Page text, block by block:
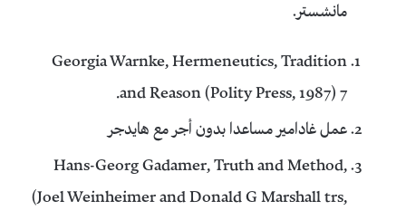
مانشستر.
Georgia Warnke, Hermeneutics, Tradition
and Reason (Polity Press, 1987) 7.
عمل غادامير مساعدا بدون أجر مع هايدجر
Hans-Georg Gadamer, Truth and Method,
(Joel Weinheimer and Donald G Marshall trs,